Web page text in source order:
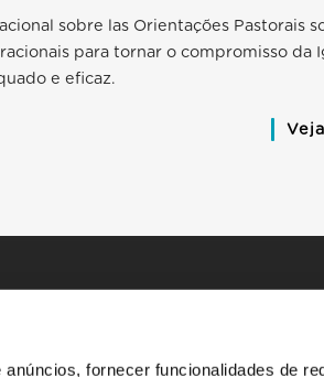
fornecer funcionalidades de
sobre las Orientações Pastorais
para tornar o compromisso da
e eficaz.